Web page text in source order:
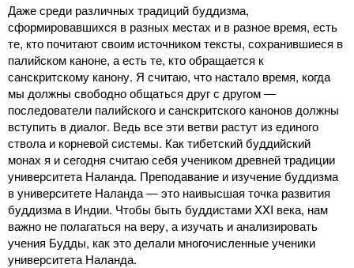
Даже среди различных традиций буддизма,
сформировавшихся в разных местах и в разное время, есть
те, кто почитают своим источником тексты, сохранившиеся в
палийском каноне, а есть те, кто обращается к
санскритскому канону. Я считаю, что настало время, когда
мы должны свободно общаться друг с другом ―
последователи палийского и санскритского канонов должны
вступить в диалог. Ведь все эти ветви растут из единого
ствола и корневой системы. Как тибетский буддийский
монах я и сегодня считаю себя учеником древней традиции
университета Наланда. Преподавание и изучение буддизма
в университете Наланда ― это наивысшая точка развития
буддизма в Индии. Чтобы быть буддистами XXI века, нам
важно не полагаться на веру, а изучать и анализировать
учения Будды, как это делали многочисленные ученики
университета Наланда.